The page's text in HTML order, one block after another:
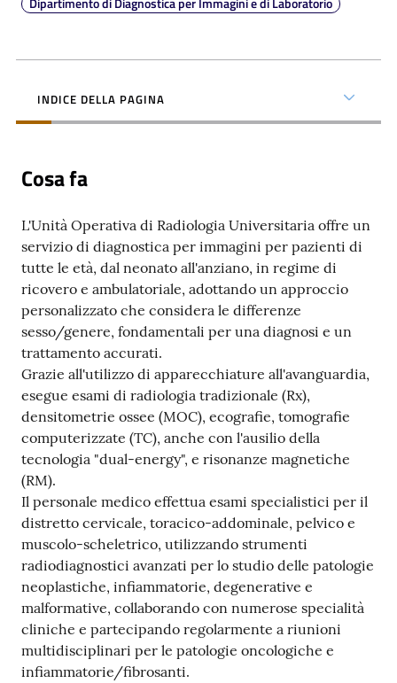
t
d
e
i
S
e
r
v
i
z
i
P
a
r
i
t
à
d
i
g
e
n
INDICE DELLA PAGINA
Cosa fa
L'Unità Operativa di Radiologia Universitaria offre un
servizio di diagnostica per immagini per pazienti di
tutte le età, dal neonato all'anziano, in regime di
ricovero e ambulatoriale, adottando un approccio
personalizzato che considera le differenze
sesso/genere, fondamentali per una diagnosi e un
trattamento accurati.
Grazie all'utilizzo di apparecchiature all'avanguardia,
esegue esami di radiologia tradizionale (Rx),
densitometrie ossee (MOC), ecografie, tomografie
computerizzate (TC), anche con l'ausilio della
tecnologia "dual-energy", e risonanze magnetiche
(RM).
Il personale medico effettua esami specialistici per il
distretto cervicale, toracico-addominale, pelvico e
muscolo-scheletrico, utilizzando strumenti
radiodiagnostici avanzati per lo studio delle patologie
neoplastiche, infiammatorie, degenerative e
malformative, collaborando con numerose specialità
cliniche e partecipando regolarmente a riunioni
multidisciplinari per le patologie oncologiche e
infiammatorie/fibrosanti.